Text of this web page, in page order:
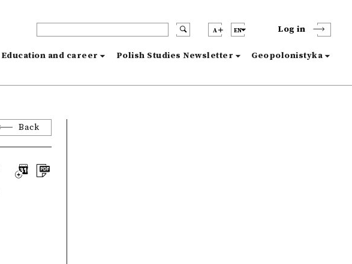
A EN Log in
Education and career Polish Studies Newsletter Geopolonistyka
Back